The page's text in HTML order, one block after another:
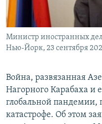
Все сайты Радио
Министр иностранных
Нью-Йорк, 23 сентября
Война, развязанная
Нагорного Карабаха и
глобальной пандемии,
катастрофе. Об этом